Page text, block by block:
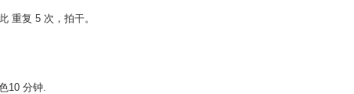
重复 5 次，拍干。
10 分钟.